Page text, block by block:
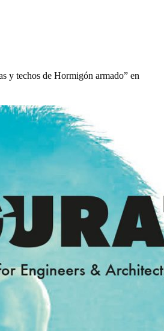
y techos de Hormigón armado” en